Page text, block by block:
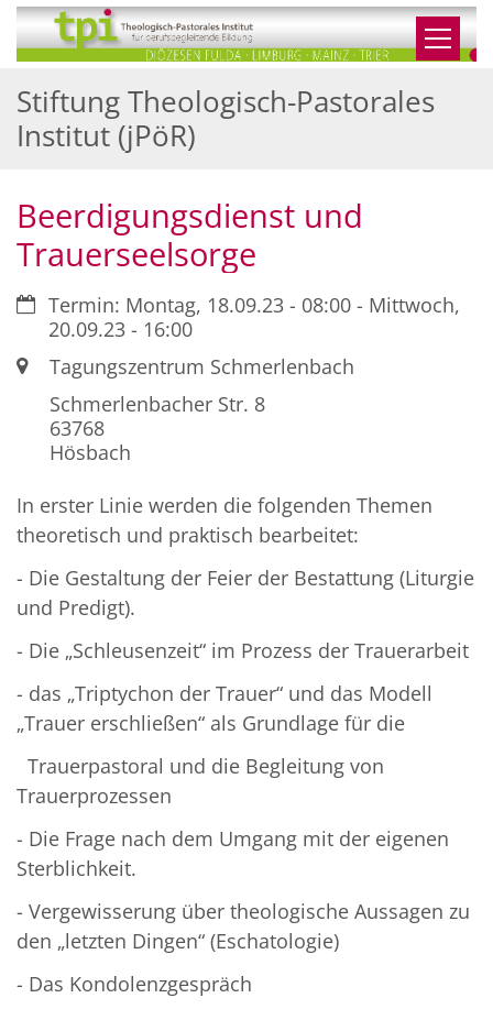
Zum Inhalt springen
Stiftung Theologisch-Pastorales
Institut (jPöR)
Beerdigungsdienst und
Trauerseelsorge
Datum:Termin: Montag, 18.09.23 - 08:00 - Mittwoch,
20.09.23 - 16:00
Ort:Tagungszentrum Schmerlenbach
Schmerlenbacher Str. 8
63768
Hösbach
In erster Linie werden die folgenden Themen
theoretisch und praktisch bearbeitet:
- Die Gestaltung der Feier der Bestattung (Liturgie
und Predigt).
- Die „Schleusenzeit“ im Prozess der Trauerarbeit
- das „Triptychon der Trauer“ und das Modell
„Trauer erschließen“ als Grundlage für die
Trauerpastoral und die Begleitung von
Trauerprozessen
- Die Frage nach dem Umgang mit der eigenen
Sterblichkeit.
- Vergewisserung über theologische Aussagen zu
den „letzten Dingen“ (Eschatologie)
- Das Kondolenzgespräch